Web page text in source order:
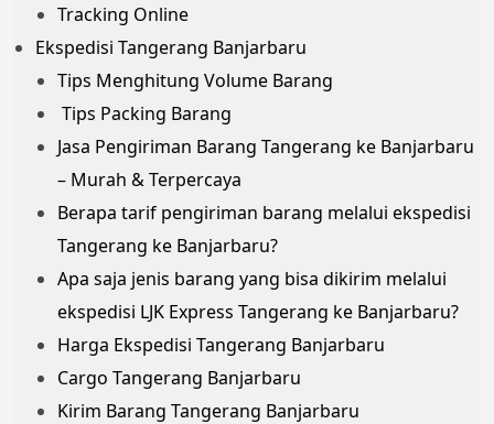
Tracking Online
Ekspedisi Tangerang Banjarbaru
Tips Menghitung Volume Barang
Tips Packing Barang
Jasa Pengiriman Barang Tangerang ke Banjarbaru
– Murah & Terpercaya
Berapa tarif pengiriman barang melalui ekspedisi
Tangerang ke Banjarbaru?
Apa saja jenis barang yang bisa dikirim melalui
ekspedisi LJK Express Tangerang ke Banjarbaru?
Harga Ekspedisi Tangerang Banjarbaru
Cargo Tangerang Banjarbaru
Kirim Barang Tangerang Banjarbaru